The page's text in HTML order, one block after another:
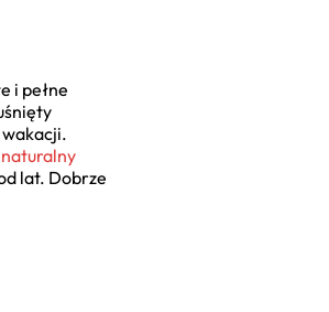
i pełne
wakacji.
naturalny
lat. Dobrze